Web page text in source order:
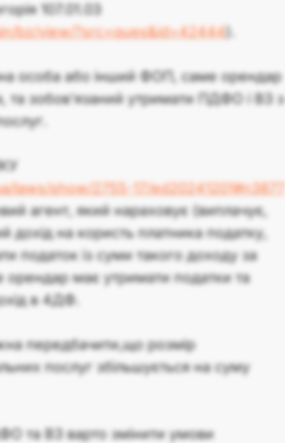
107.01.03
bz/view/?src=ques&id=42444).
особа або інший ФОП, саме орендар
та зобов'язаний утримати ПДФО і ВЗ з
laws/show/2755-17/ed20241201#n3877
агент, який нараховує (виплачує,
дохід на користь платника податку,
податок із суми такого доходу за
має утримати податки та
в 4ДФ.
передбачити,що розмір
послуг збільшується на суму
та ВЗ варто змінити умови